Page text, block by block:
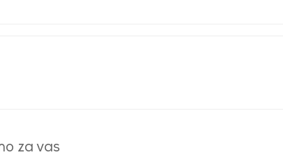
za vas